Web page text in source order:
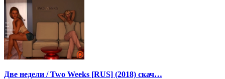
Две недели / Two Weeks [RUS] (2018) скач…